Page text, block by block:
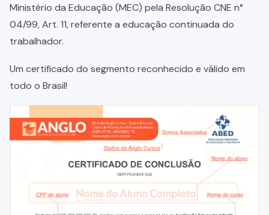
Ministério da Educação (MEC) pela Resolução CNE n°
04/99, Art. 11, referente a educação continuada do
trabalhador.
Um certificado do segmento reconhecido e válido em
todo o Brasil!